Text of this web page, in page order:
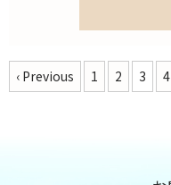
‹ Previous 1 2 3 4